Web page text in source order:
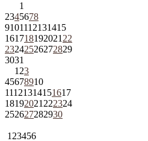
1
2345678
9101112131415
161718192021 22
23242526272829
3031
1 23
45678910
11121314151617
18192021 222324
252627282930
1 23456